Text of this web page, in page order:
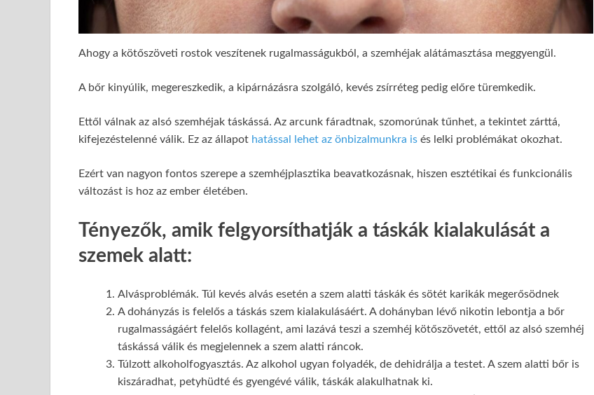
Ahogy a kötőszöveti rostok veszítenek rugalmasságukból, a szemhéjak alátámasztása meggyengül.
A bőr kinyúlik, megereszkedik, a kipárnázásra szolgáló, kevés zsírréteg pedig előre türemkedik.
Ettől válnak az alsó szemhéjak táskássá. Az arcunk fáradtnak, szomorúnak tűnhet, a tekintet zárttá,
kifejezéstelenné válik. Ez az állapot hatással lehet az önbizalmunkra is és lelki problémákat okozhat.
Ezért van nagyon fontos szerepe a szemhéjplasztika beavatkozásnak, hiszen esztétikai és funkcionális
változást is hoz az ember életében.
Tényezők, amik felgyorsíthatják a táskák kialakulását a
szemek alatt:
Alvásproblémák. Túl kevés alvás esetén a szem alatti táskák és sötét karikák megerősödnek
A dohányzás is felelős a táskás szem kialakulásáért. A dohányban lévő nikotin lebontja a bőr
rugalmasságáért felelős kollagént, ami lazává teszi a szemhéj kötőszövetét, ettől az alsó szemhéj
táskássá válik és megjelennek a szem alatti ráncok.
Túlzott alkoholfogyasztás. Az alkohol ugyan folyadék, de dehidrálja a testet. A szem alatti bőr is
kiszáradhat, petyhüdté és gyengévé válik, táskák alakulhatnak ki.